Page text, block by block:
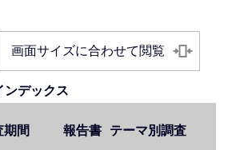
画面サイズに合わせて閲覧
デックス
期間 報告書 テーマ別調査